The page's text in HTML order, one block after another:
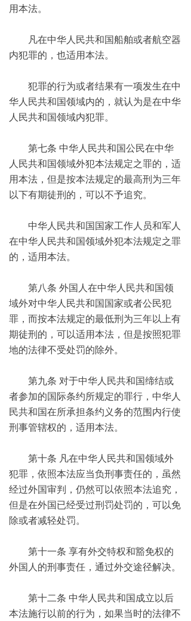
用本法。
凡在中华人民共和国船舶或者航空器
内犯罪的，也适用本法。
犯罪的行为或者结果有一项发生在中
华人民共和国领域内的，就认为是在中华
人民共和国领域内犯罪。
第七条 中华人民共和国公民在中华
人民共和国领域外犯本法规定之罪的，适
用本法，但是按本法规定的最高刑为三年
以下有期徒刑的，可以不予追究。
中华人民共和国国家工作人员和军人
在中华人民共和国领域外犯本法规定之罪
的，适用本法。
第八条 外国人在中华人民共和国领
域外对中华人民共和国国家或者公民犯
罪，而按本法规定的最低刑为三年以上有
期徒刑的，可以适用本法，但是按照犯罪
地的法律不受处罚的除外。
第九条 对于中华人民共和国缔结或
者参加的国际条约所规定的罪行，中华人
民共和国在所承担条约义务的范围内行使
刑事管辖权的，适用本法。
第十条 凡在中华人民共和国领域外
犯罪，依照本法应当负刑事责任的，虽然
经过外国审判，仍然可以依照本法追究，
但是在外国已经受过刑罚处罚的，可以免
除或者减轻处罚。
第十一条 享有外交特权和豁免权的
外国人的刑事责任，通过外交途径解决。
第十二条 中华人民共和国成立以后
本法施行以前的行为，如果当时的法律不